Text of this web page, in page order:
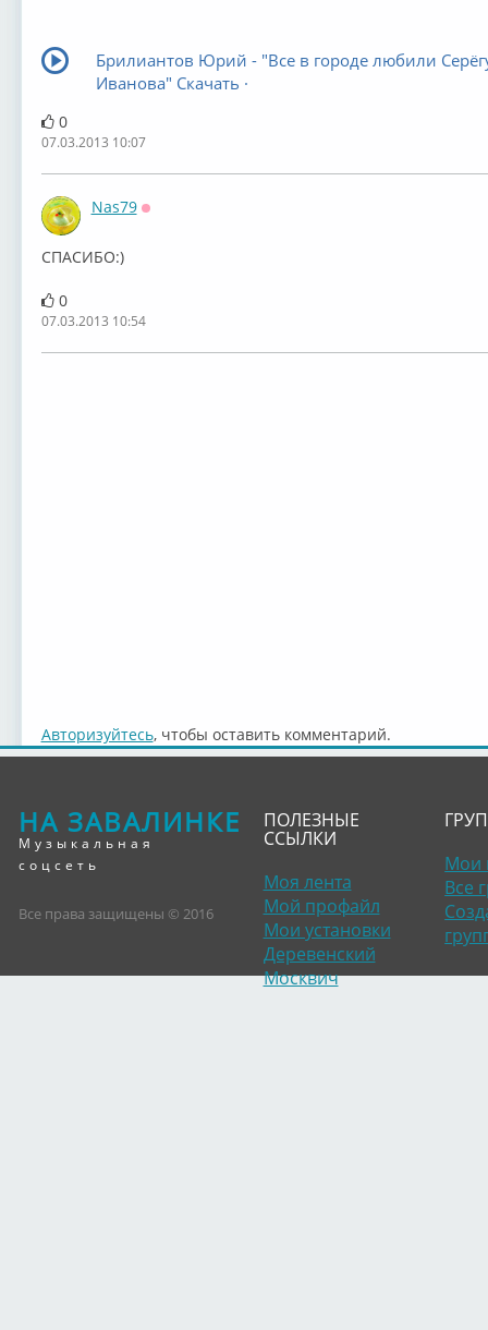
Брилиантов Юрий - "Все в городе любили
Иванова" Скачать ·
0
07.03.2013 10:07
Nas79
СПАСИБО:)
0
07.03.2013 10:54
Авторизуйтесь, чтобы оставить комментарий.
НА ЗАВАЛИНКЕ
Музыкальная
соцсеть
Все права защищены © 2016
ПОЛЕЗНЫЕ
ССЫЛКИ
Моя лента
Мой профайл
Мои установки
Деревенский
Москвич
Мои
Все